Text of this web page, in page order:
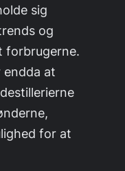
sig
og
forbrugerne.
at
for at